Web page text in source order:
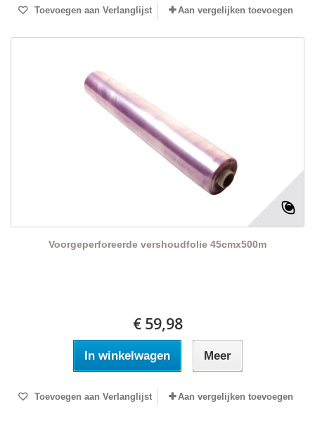
Toevoegen aan Verlanglijst Aan vergelijken toevoegen
Voorgeperforeerde vershoudfolie 45cmx500m
€ 59,98
In winkelwagen Meer
Toevoegen aan Verlanglijst Aan vergelijken toevoegen